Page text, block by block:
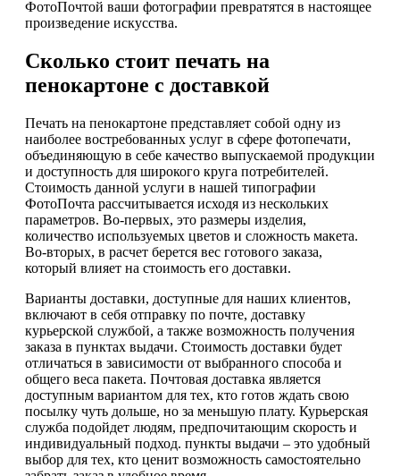
ФотоПочтой ваши фотографии превратятся в настоящее
произведение искусства.
Сколько стоит печать на
пенокартоне с доставкой
Печать на пенокартоне представляет собой одну из
наиболее востребованных услуг в сфере фотопечати,
объединяющую в себе качество выпускаемой продукции
и доступность для широкого круга потребителей.
Стоимость данной услуги в нашей типографии
ФотоПочта рассчитывается исходя из нескольких
параметров. Во-первых, это размеры изделия,
количество используемых цветов и сложность макета.
Во-вторых, в расчет берется вес готового заказа,
который влияет на стоимость его доставки.
Варианты доставки, доступные для наших клиентов,
включают в себя отправку по почте, доставку
курьерской службой, а также возможность получения
заказа в пунктах выдачи. Стоимость доставки будет
отличаться в зависимости от выбранного способа и
общего веса пакета. Почтовая доставка является
доступным вариантом для тех, кто готов ждать свою
посылку чуть дольше, но за меньшую плату. Курьерская
служба подойдет людям, предпочитающим скорость и
индивидуальный подход. пункты выдачи – это удобный
выбор для тех, кто ценит возможность самостоятельно